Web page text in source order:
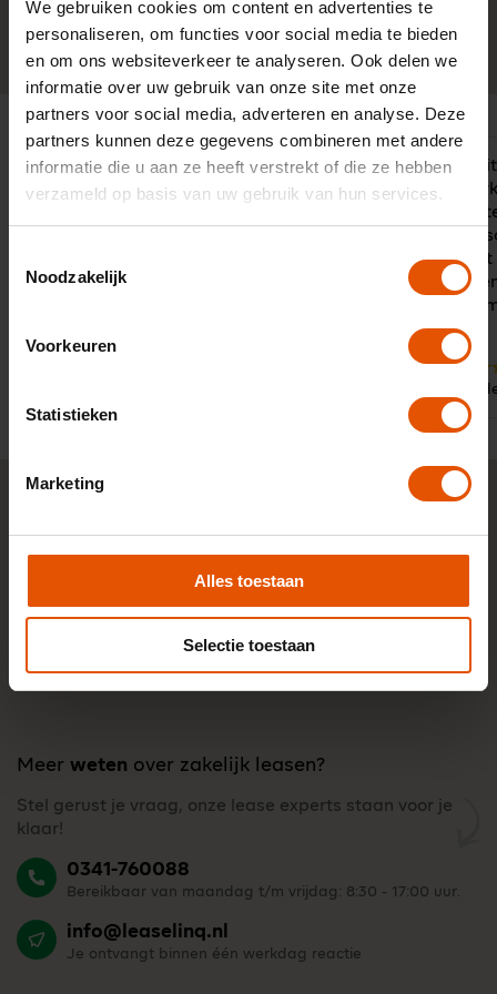
We gebruiken cookies om content en advertenties te
personaliseren, om functies voor social media te bieden
en om ons websiteverkeer te analyseren. Ook delen we
informatie over uw gebruik van onze site met onze
partners voor social media, adverteren en analyse. Deze
partners kunnen deze gegevens combineren met andere
informatie die u aan ze heeft verstrekt of die ze hebben
verzameld op basis van uw gebruik van hun services.
Noodzakelijk
Voorkeuren
Statistieken
Marketing
Alles toestaan
Selectie toestaan
0341-760088 Neem contact op
Ik kan geen betere bedrijf op noemen
als Leaselinq. De medewerkers
en leaselinq is zeer prettig Jaap
"Ik heb
jullie
zéér
opvolging
plezier om
Dhr.
Meer weten over zakelijk leasen?
Stel gerust je vraag, onze lease experts staan voor je
klaar!
0341-760088
Bereikbaar van maandag t/m vrijdag: 8:30 - 17:00 uur.
info@leaselinq.nl
Je ontvangt binnen één werkdag reactie